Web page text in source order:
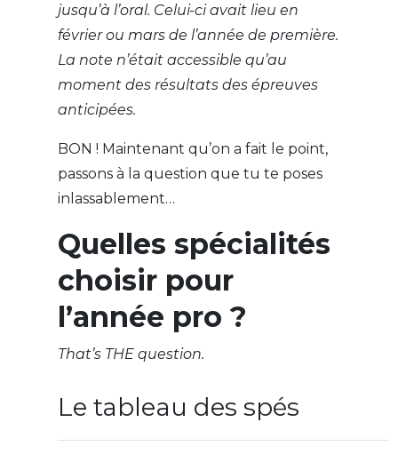
jusqu’à l’oral. Celui-ci avait lieu en
février ou mars de l’année de première.
La note n’était accessible qu’au
moment des résultats des épreuves
anticipées.
BON ! Maintenant qu’on a fait le point,
passons à la question que tu te poses
inlassablement…
Quelles spécialités
choisir pour
l’année pro ?
That’s THE question.
Le tableau des spés